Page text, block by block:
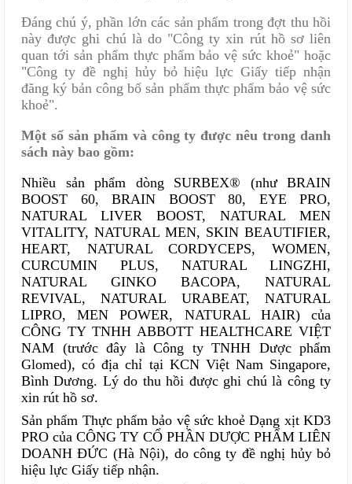
Đáng chú ý, phần lớn các sản phẩm trong đợt thu hồi
này được ghi chú là do "Công ty xin rút hồ sơ liên
quan tới sản phẩm thực phẩm bảo vệ sức khoẻ" hoặc
"Công ty đề nghị hủy bỏ hiệu lực Giấy tiếp nhận
đăng ký bản công bố sản phẩm thực phẩm bảo vệ sức
khoẻ".
Một số sản phẩm và công ty được nêu trong danh
sách này bao gồm:
Nhiều sản phẩm dòng SURBEX® (như BRAIN
BOOST 60, BRAIN BOOST 80, EYE PRO,
NATURAL LIVER BOOST, NATURAL MEN
VITALITY, NATURAL MEN, SKIN BEAUTIFIER,
HEART, NATURAL CORDYCEPS, WOMEN,
CURCUMIN PLUS, NATURAL LINGZHI,
NATURAL GINKO BACOPA, NATURAL
REVIVAL, NATURAL URABEAT, NATURAL
LIPRO, MEN POWER, NATURAL HAIR) của
CÔNG TY TNHH ABBOTT HEALTHCARE VIỆT
NAM (trước đây là Công ty TNHH Dược phẩm
Glomed), có địa chỉ tại KCN Việt Nam Singapore,
Bình Dương. Lý do thu hồi được ghi chú là công ty
xin rút hồ sơ.
Sản phẩm Thực phẩm bảo vệ sức khoẻ Dạng xịt KD3
PRO của CÔNG TY CỔ PHẦN DƯỢC PHẨM LIÊN
DOANH ĐỨC (Hà Nội), do công ty đề nghị hủy bỏ
hiệu lực Giấy tiếp nhận.